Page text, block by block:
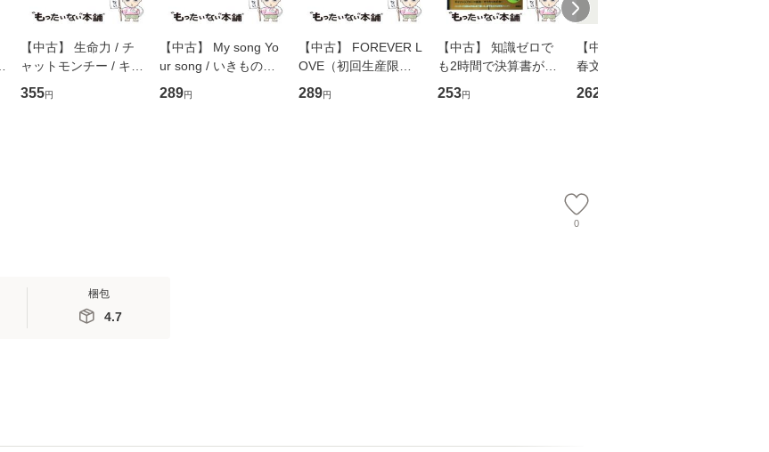
【中古】 生命力 / チ
ャットモンチー / キュ
ーンレコード [CD]
【メール便送料無料】
355円
【中古】 My song Yo
ur song / いきものが
かり / [CD]【メール便
送料無料】
289円
【中古】 FOREVER L
OVE（初回生産限定
盤） / 清水翔太×加藤
ミリヤ / [CD]【メール
289円
【中古】 知識ゼロで
も2時間で決算書が読
めるようになる！ 会
計超入門！ / 佐伯 良
253円
【中古】 予知夢 （文
春文庫） / 東野 圭吾 /
文藝春秋 [文庫]【メー
262
0
梱包
4.7